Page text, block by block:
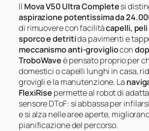
Il Mova V50 Ultra Completesi
aspirazione potentissima da
di rimuovere con facilitàcapelli, peli
sporco e detritida pavimenti e
meccanismo anti-grovigliocon
TroboWaveè pensato proprio per
domestici o capelli lunghi in casa,
grovigli e la manutenzione. La
FlexiRise permette al robot di
sensore DToF: si abbassa per
e si alza nelle aree aperte,
pianificazione del percorso.